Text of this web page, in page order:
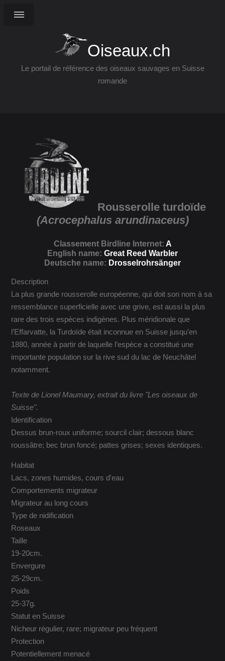
Oiseaux.ch
Le portail de référence des oiseaux sauvages en Suisse
romande
Rousserolle turdoïde
(Acrocephalus arundinaceus)
Classement Birdline Internet: A
English name: Great Reed Warbler
Deutsche name: Drosselrohrsänger
Description
La plus grande rousserolle européenne, qui doit son nom à sa
ressemblance superficielle avec une grive, est aussi la plus
rare des trois espèces indigènes. Plus méridionale que
l’Effarvatte, la Turdoïde était inconnue en Suisse jusqu’en
1880, année à partir de laquelle l’espèce a constitué une
importante population sur la rive sud du lac de Neuchâtel
notamment.
Texte de Lionel Maumary, extrait du livre "Les oiseaux de
Suisse".
Identification
Dessus brun-roux uniforme; sourcil clair; dessous blanc
roussâtre; bec brun foncé; pattes grises; sexes identiques.
Habitat
Lacs, zones humides, cours d'eau
Comportements migrateur
Migrateur au long cours
Type de nidification
Roseaux
Taille
19-20cm.
Envergure
25-29cm.
Poids
25-37g.
Statut en Suisse
Nicheur régulier, rare; migrateur peu fréquent
Protection
Potentiellement menacé